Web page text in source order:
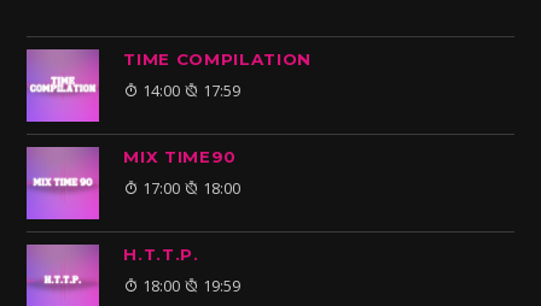
TIME COMPILATION
14:00 17:59
MIX TIME90
17:00 18:00
H.T.T.P.
18:00 19:59